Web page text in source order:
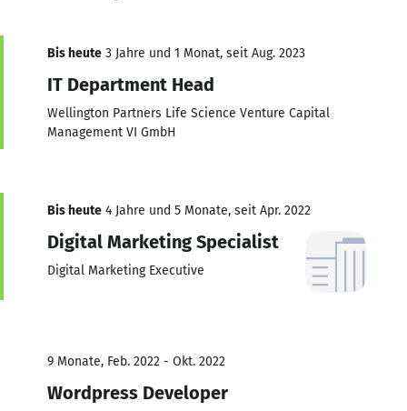
Bis heute 3 Jahre und 1 Monat, seit Aug. 2023
IT Department Head
Wellington Partners Life Science Venture Capital
Management VI GmbH
Bis heute 4 Jahre und 5 Monate, seit Apr. 2022
Digital Marketing Specialist
Digital Marketing Executive
9 Monate, Feb. 2022 - Okt. 2022
Wordpress Developer